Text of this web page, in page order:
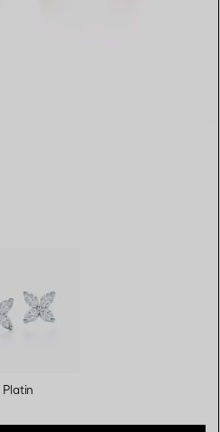
Platin